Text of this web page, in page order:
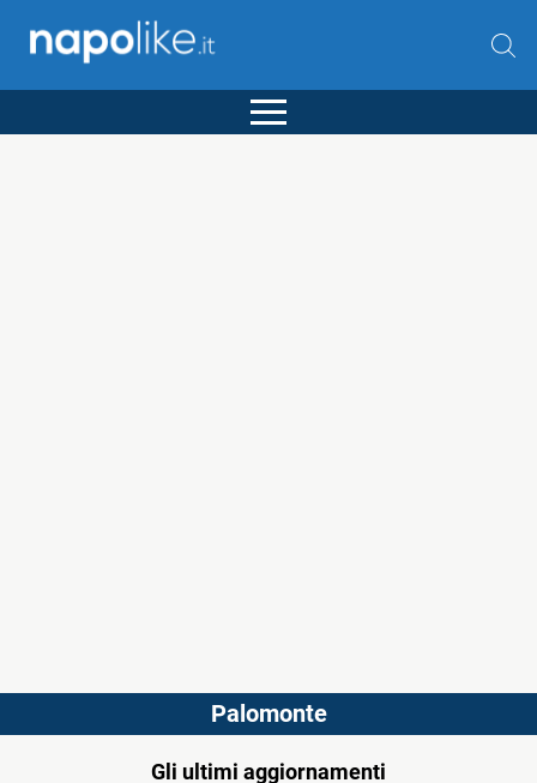
Palomonte
Gli ultimi aggiornamenti